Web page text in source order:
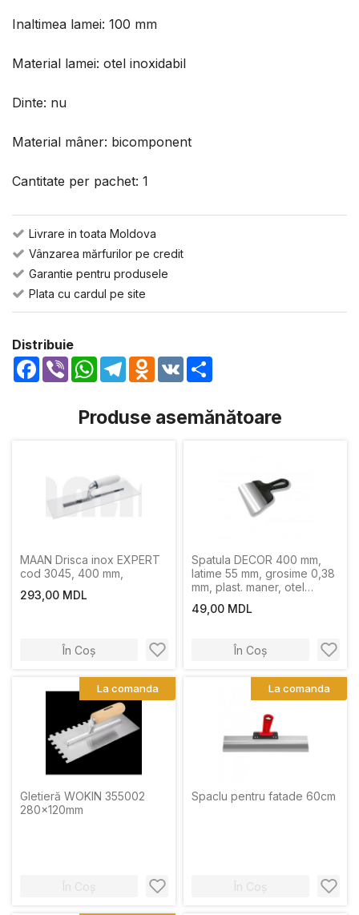
Inaltimea lamei: 100 mm
Material lamei: otel inoxidabil
Dinte: nu
Material mâner: bicomponent
Cantitate per pachet: 1
Livrare in toata Moldova
Vânzarea mărfurilor pe credit
Garantie pentru produsele
Plata cu cardul pe site
Distribuie
Facebook
Viber WhatsApp
TelegramOdnoklassniki
VK
Produse asemănătoare
MAAN Drisca inox EXPERT
cod 3045, 400 mm,
293,00 MDL
În Coș
Spatula DECOR 400 mm,
latime 55 mm, grosime 0,38
mm, plast. maner, otel
49,00 MDL
În Coș
Gletieră WOKIN 355002
280x120mm
În Coș
La comanda
Spaclu pentru fatade 60cm
În Coș
La comanda